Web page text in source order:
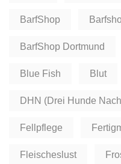
BarfShop
BarfShop Dortmund
Blue Fish Blut
DHN (Drei Hunde
Fellpflege
Fleischeslust